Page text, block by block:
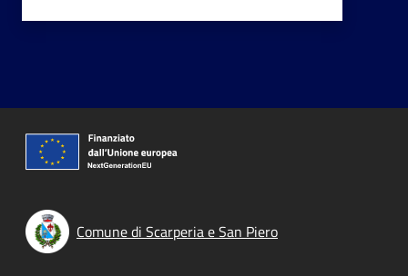
Comune di Scarperia e San Piero